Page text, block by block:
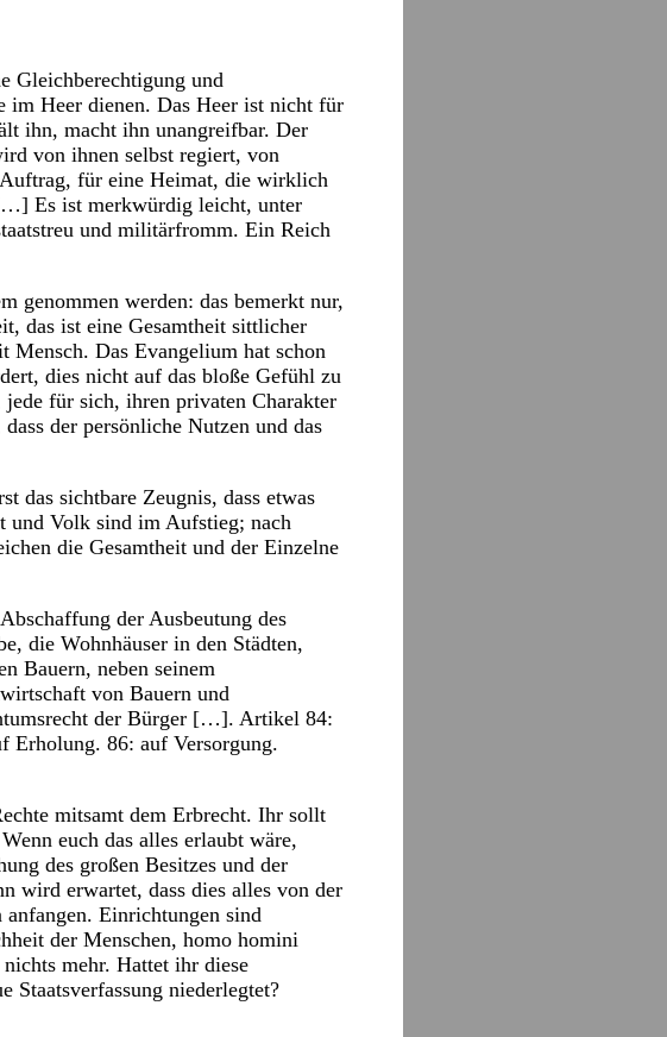
Gleichberechtigung und
im Heer dienen. Das Heer ist nicht für
ihn, macht ihn unangreifbar. Der
von ihnen selbst regiert, von
Auftrag, für eine Heimat, die wirklich
Es ist merkwürdig leicht, unter
und militärfromm. Ein Reich
genommen werden: das bemerkt nur,
das ist eine Gesamtheit sittlicher
Das Evangelium hat schon
dies nicht auf das bloße Gefühl zu
für sich, ihren privaten Charakter
der persönliche Nutzen und das
das sichtbare Zeugnis, dass etwas
und Volk sind im Aufstieg; nach
die Gesamtheit und der Einzelne
der Ausbeutung des
die Wohnhäuser in den Städten,
Bauern, neben seinem
von Bauern und
der Bürger […]. Artikel 84:
Erholung. 86: auf Versorgung.
mitsamt dem Erbrecht. Ihr sollt
euch das alles erlaubt wäre,
des großen Besitzes und der
wird erwartet, dass dies alles von der
Einrichtungen sind
der Menschen, homo homini
mehr. Hattet ihr diese
Staatsverfassung niederlegtet?